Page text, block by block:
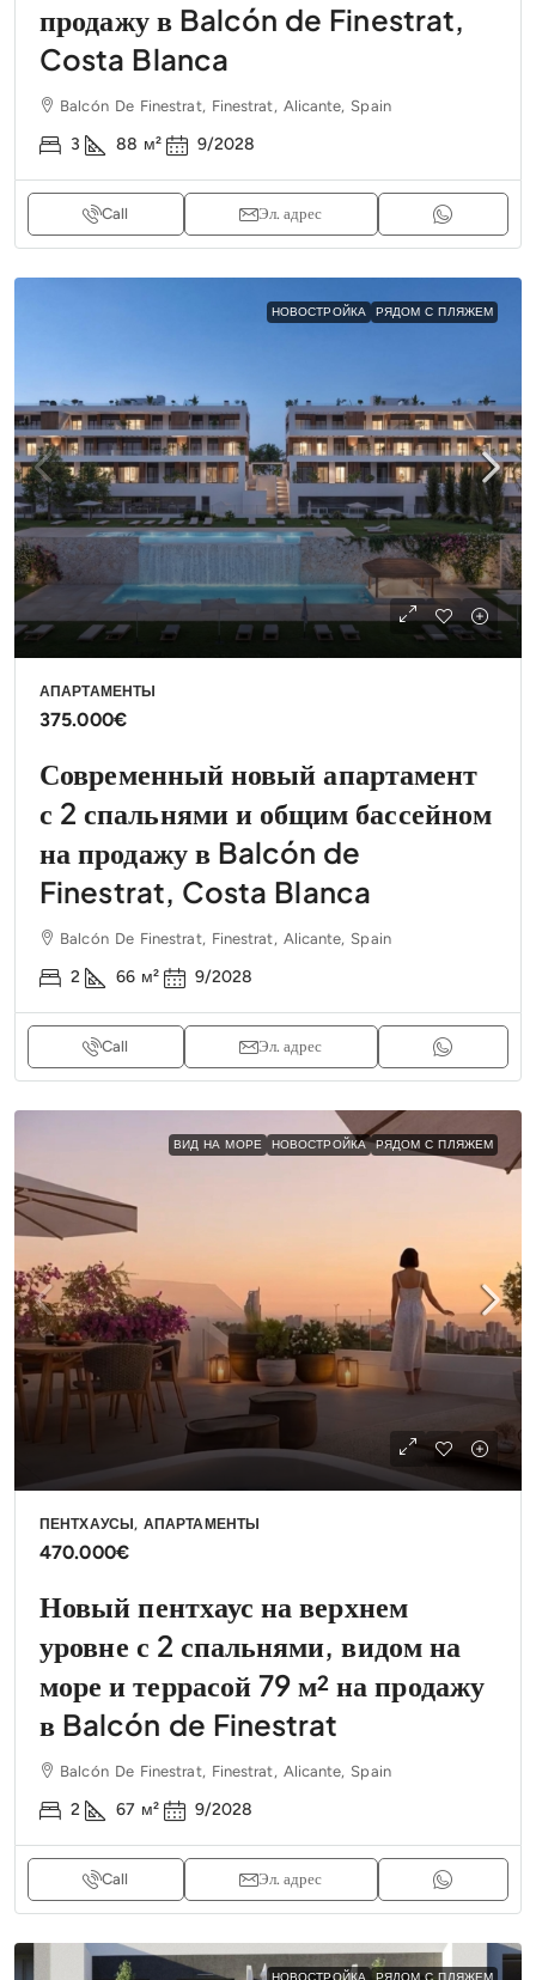
продажу в Balcón de Finestrat,
Costa Blanca
Balcón De Finestrat, Finestrat, Alicante, Spain
3 88 м² 9/2028
Call Эл. адрес
НОВОСТРОЙКА РЯДОМ С ПЛЯЖЕМ
АПАРТАМЕНТЫ
375.000€
Современный новый апартамент
с 2 спальнями и общим бассейном
на продажу в Balcón de
Finestrat, Costa Blanca
Balcón De Finestrat, Finestrat, Alicante, Spain
2 66 м² 9/2028
Call Эл. адрес
ВИД НА МОРЕ НОВОСТРОЙКА РЯДОМ С ПЛЯЖЕМ
ПЕНТХАУСЫ, АПАРТАМЕНТЫ
470.000€
Новый пентхаус на верхнем
уровне с 2 спальнями, видом на
море и террасой 79 м² на продажу
в Balcón de Finestrat
Balcón De Finestrat, Finestrat, Alicante, Spain
2 67 м² 9/2028
Call Эл. адрес